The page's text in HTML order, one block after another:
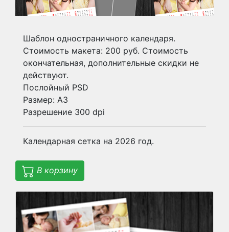
Шаблон одностраничного календаря.
Стоимость макета: 200 руб. Стоимость
окончательная, дополнительные скидки не
действуют.
Послойный PSD
Размер: А3
Разрешение 300 dpi
Календарная сетка на 2026 год.
В корзину